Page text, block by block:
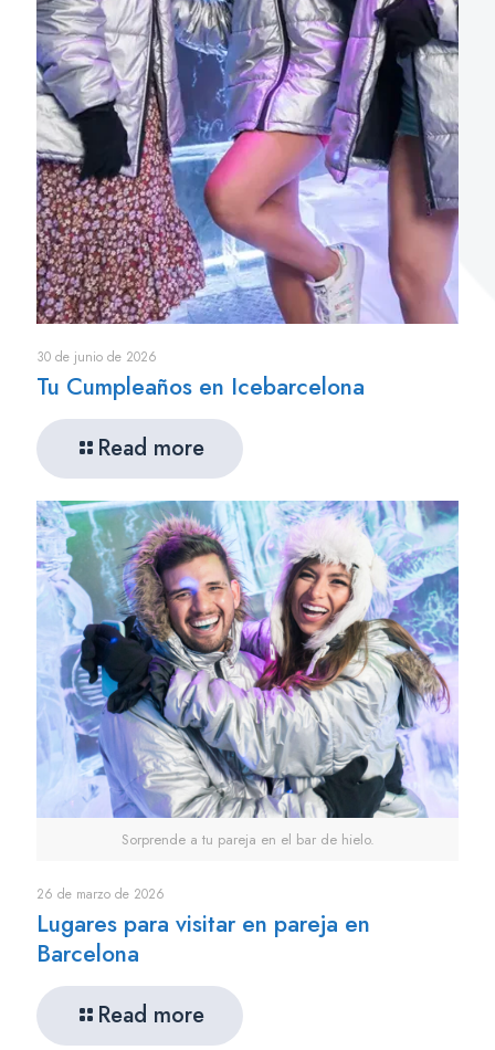
30 de junio de 2026
Tu Cumpleaños en Icebarcelona
Read more
Sorprende a tu pareja en el bar de hielo.
26 de marzo de 2026
Lugares para visitar en pareja en
Barcelona
Read more